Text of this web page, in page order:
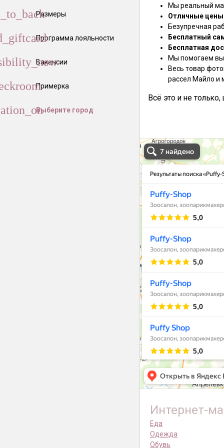
Мы реальный
Отличные
Безупречная
Бесплатный
Бесплатная
Мы помогаем
Весь товар
рассел Майло и
Всё это и не
Интернет-
Еда
Одежда
Обувь
Размеры
Программа лояльности
Вакансии
Примерка
Выберите город